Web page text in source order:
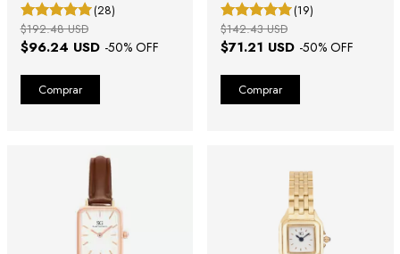
(28)
$96.24 USD -50% OFF
$192.48 USD
(19)
$71.21 USD -50% OFF
$142.43 USD